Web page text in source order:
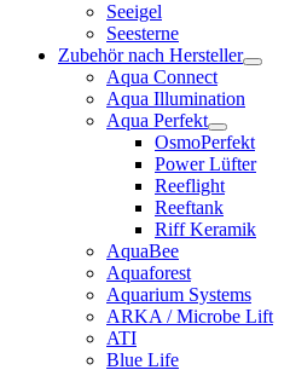
Seeigel
Seesterne
Zubehör nach Hersteller
Aqua Connect
Aqua Illumination
Aqua Perfekt
OsmoPerfekt
Power Lüfter
Reeflight
Reeftank
Riff Keramik
AquaBee
Aquaforest
Aquarium Systems
ARKA / Microbe Lift
ATI
Blue Life